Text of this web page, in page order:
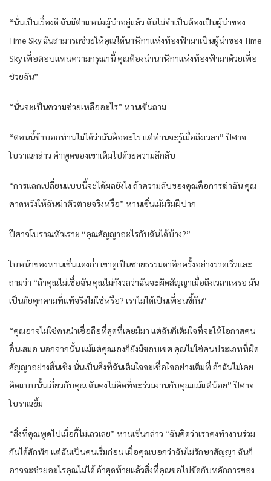
“นั่นเป็นเรื่องดี ฉันมีตำแหน่งผู้นำอยู่แล้ว ฉันไม่จำเป็นต้องเป็นผู้นำของ
Time Sky ฉันสามารถช่วยให้คุณได้นาฬิกาแห่งท้องฟ้ามาเป็นผู้นำของ Time
Sky เพื่อตอบแทนความกรุณานี้ คุณต้องนำนาฬิกาแห่งท้องฟ้ามาด้วยเพื่อ
ช่วยฉัน”
“นั่นจะเป็นความช่วยเหลืออะไร” หานเซ็นถาม
“ตอนนี้ข้าบอกท่านไม่ได้ว่ามันคืออะไร แต่ท่านจะรู้เมื่อถึงเวลา” ปีศาจ
โบราณกล่าว คำพูดของเขาเต็มไปด้วยความลึกลับ
“การแลกเปลี่ยนแบบนี้จะได้ผลยังไง ถ้าความลับของคุณคือการฆ่าฉัน คุณ
คาดหวังให้ฉันฆ่าตัวตายจริงหรือ” หานเซิ่นเม้มริมฝีปาก
ปีศาจโบราณหัวเราะ “คุณสัญญาอะไรกับฉันได้บ้าง?”
ใบหน้าของหานเซิ่นแดงก่ำ เขาดูเป็นชายธรรมดาอีกครั้งอย่างรวดเร็วและ
ถามว่า “ถ้าคุณไม่เชื่อฉัน คุณไม่กังวลว่าฉันจะผิดสัญญาเมื่อถึงเวลาเหรอ มัน
เป็นภัยคุกคามที่แท้จริงไม่ใช่หรือ? เราไม่ได้เป็นเพื่อนซี้กัน”
“คุณอาจไม่ใช่คนน่าเชื่อถือที่สุดที่เคยมีมา แต่ฉันก็เต็มใจที่จะให้โอกาสคน
อื่นเสมอ นอกจากนั้น แม้แต่คุณเองก็ยังมีขอบเขต คุณไม่ใช่คนประเภทที่ผิด
สัญญาอย่างสิ้นเชิง นั่นเป็นสิ่งที่ฉันเต็มใจจะเชื่อใจอย่างเต็มที่ ถ้าฉันไม่เคย
คิดแบบนั้นเกี่ยวกับคุณ ฉันคงไม่คิดที่จะร่วมงานกับคุณแม้แต่น้อย” ปีศาจ
โบราณยิ้ม
“สิ่งที่คุณพูดไปเมื่อกี้ไม่เลวเลย” หานเซ็นกล่าว “ฉันคิดว่าเราคงทำงานร่วม
กันได้สักพัก แต่ฉันเป็นคนเริ่มก่อน เผื่อคุณบอกว่าฉันไม่รักษาสัญญา ฉันก็
อาจจะช่วยอะไรคุณไม่ได้ ถ้าสุดท้ายแล้วสิ่งที่คุณขอไปขัดกับหลักการของ